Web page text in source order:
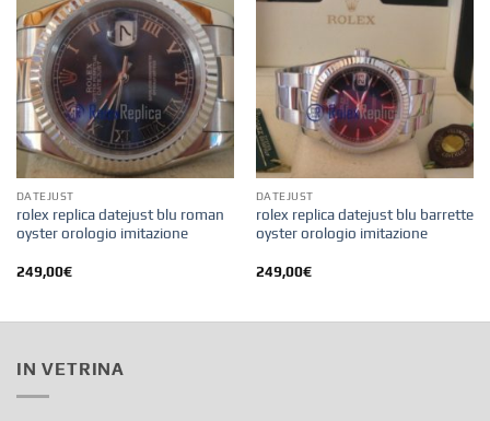
DATEJUST
rolex replica datejust blu roman
oyster orologio imitazione
249,00€
DATEJUST
rolex replica datejust blu barrette
oyster orologio imitazione
249,00€
IN VETRINA